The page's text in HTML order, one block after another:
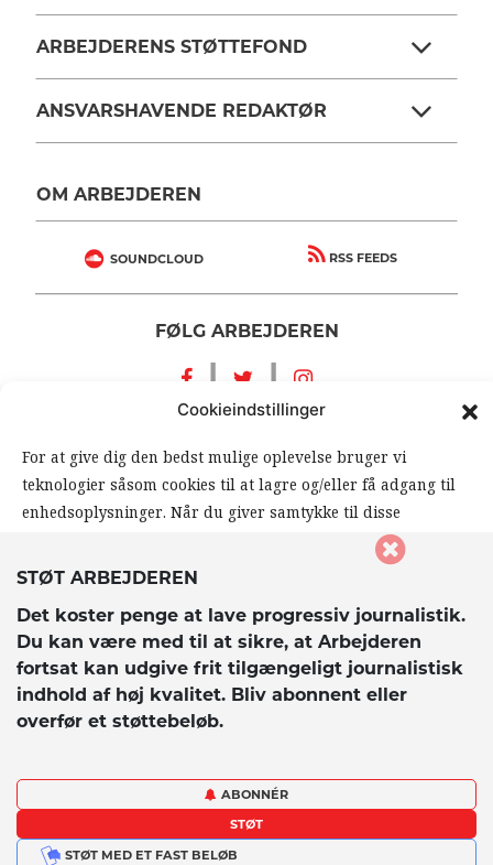
Cookieindstillinger
For at give dig den bedst mulige oplevelse bruger vi
teknologier såsom cookies til at lagre og/eller få adgang til
enhedsoplysninger. Når du giver samtykke til disse
teknologier, giver du os mulighed for at behandle data såsom
din browseradfærd eller unikke ID’er på dette website. Hvis
kan det påvirke visse funktioner og muligheder på
hjemmesiden negativt.
Accepter
Afvis
Vis præferencer
STØT ARBEJDEREN
Det koster penge at lave progressiv journalistik.
Du kan være med til at sikre, at Arbejderen
fortsat kan udgive frit tilgængeligt journalistisk
indhold af høj kvalitet. Bliv abonnent eller
overfør et støttebeløb.
ABONNÉR
STØT
STØT MED ET FAST BELØB
ARBEJDERENS STØTTEFOND
ANSVARSHAVENDE REDAKTØR
OM ARBEJDEREN
SOUNDCLOUD RSS FEEDS
FØLG ARBEJDEREN
| |
© 2026 Arbejderen. Alle rettigheder forbeholdes.